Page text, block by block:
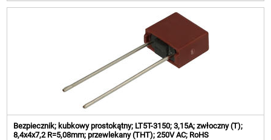
Bezpiecznik; kubkowy prostokątny; LT5T-3150; 3,15A; zwłoczny (T);
8,4x4x7,2 R=5,08mm; przewlekany (THT); 250V AC; RoHS